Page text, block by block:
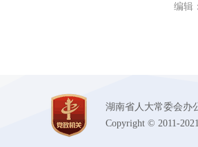
编辑
湖南省人大常委会办
Copyright © 2011-